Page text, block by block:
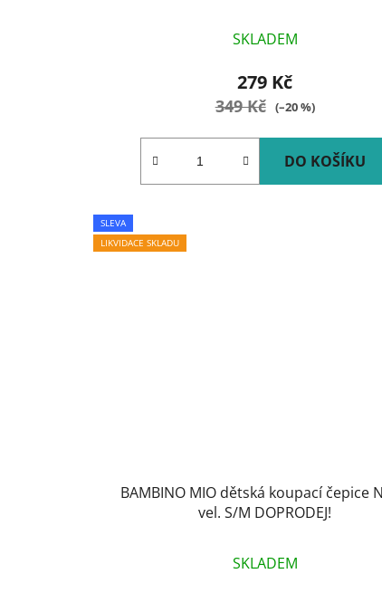
SKLADEM
279 Kč
349 Kč (–20 %)
DO KOŠÍKU
SLEVA
LIKVIDACE SKLADU
BAMBINO MIO dětská koupací čepice
vel. S/M DOPRODEJ!
SKLADEM